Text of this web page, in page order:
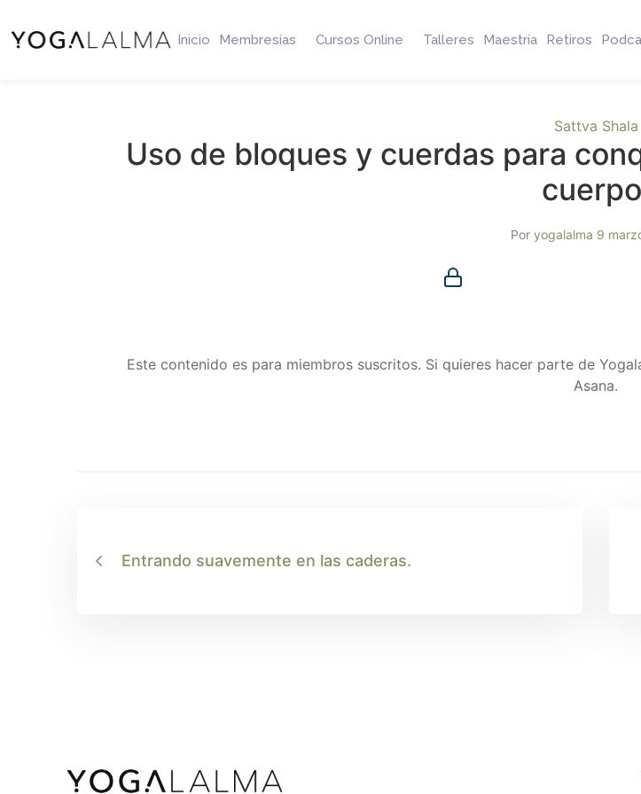
Inicio Membresías Cursos Online Talleres Maestría Retiros
Sattva Shala
Uso de bloques y cuerdas para
Por yogalalma 9
Entrando suavemente en las caderas.